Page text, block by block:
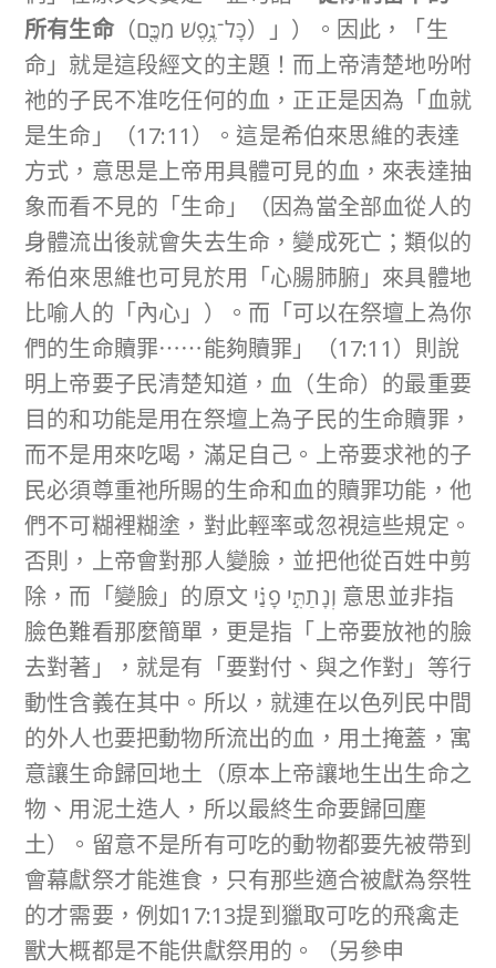
所有生命（כָּל־נֶ֥פֶשׁ מִכֶּ֖ם）」）。因此，「生
命」就是這段經文的主題！而上帝清楚地吩咐
祂的子民不准吃任何的血，正正是因為「血就
是生命」（17:11）。這是希伯來思維的表達
方式，意思是上帝用具體可見的血，來表達抽
象而看不見的「生命」（因為當全部血從人的
身體流出後就會失去生命，變成死亡；類似的
希伯來思維也可見於用「心腸肺腑」來具體地
比喻人的「內心」）。而「可以在祭壇上為你
們的生命贖罪⋯⋯能夠贖罪」（17:11）則說
明上帝要子民清楚知道，血（生命）的最重要
目的和功能是用在祭壇上為子民的生命贖罪，
而不是用來吃喝，滿足自己。上帝要求祂的子
民必須尊重祂所賜的生命和血的贖罪功能，他
們不可糊裡糊塗，對此輕率或忽視這些規定。
否則，上帝會對那人變臉，並把他從百姓中剪
除，而「變臉」的原文 וְנָתַתִּ֣י פָנַ֗י 意思並非指
臉色難看那麼簡單，更是指「上帝要放祂的臉
去對著」，就是有「要對付、與之作對」等行
動性含義在其中。所以，就連在以色列民中間
的外人也要把動物所流出的血，用土掩蓋，寓
意讓生命歸回地土（原本上帝讓地生出生命之
物、用泥土造人，所以最終生命要歸回塵
土）。留意不是所有可吃的動物都要先被帶到
會幕獻祭才能進食，只有那些適合被獻為祭牲
的才需要，例如17:13提到獵取可吃的飛禽走
獸大概都是不能供獻祭用的。（另參申